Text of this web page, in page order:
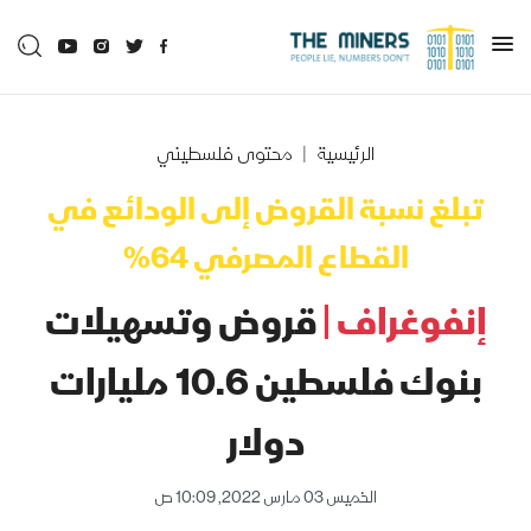
الرئيسية محتوى فلسطيني
تبلغ نسبة القروض إلى الودائع في
القطاع المصرفي 64%
إنفوغراف |قروض وتسهيلات
بنوك فلسطين 10.6 مليارات
دولار
الخميس 03 مارس 2022, 10:09 ص